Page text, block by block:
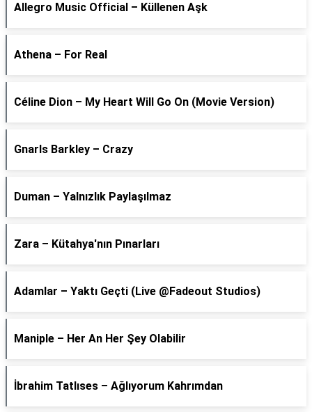
Allegro Music Official – Küllenen Aşk
Athena – For Real
Céline Dion – My Heart Will Go On (Movie Version)
Gnarls Barkley – Crazy
Duman – Yalnızlık Paylaşılmaz
Zara – Kütahya'nın Pınarları
Adamlar – Yaktı Geçti (Live @Fadeout Studios)
Maniple – Her An Her Şey Olabilir
İbrahim Tatlıses – Ağlıyorum Kahrımdan